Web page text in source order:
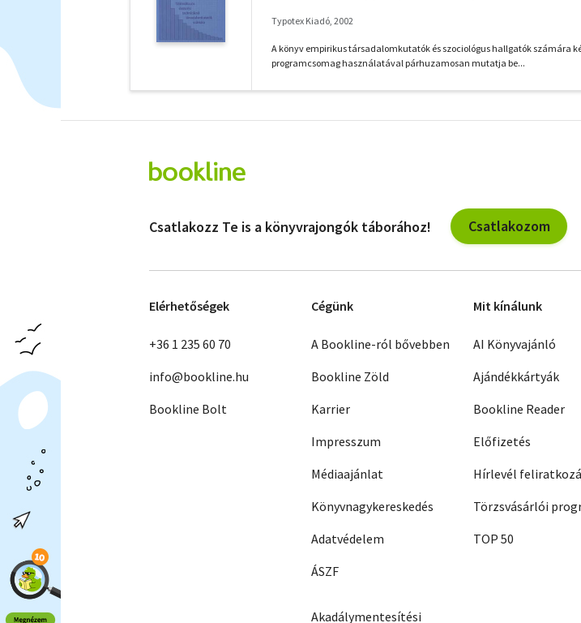
Typotex Kiadó, 2002
A könyv empirikus társadalomkutatók és szociológus hallgatók számára
programcsomag használatával párhuzamosan mutatja be...
szűrők
Csatlakozz Te is a könyvrajongók táborához! Csatlakozom
Elérhetőségek
+36 1 235 60 70
info@bookline.hu
Bookline Bolt
Cégünk
A Bookline-ról bővebben
Bookline Zöld
Karrier
Impresszum
Médiaajánlat
Könyvnagykereskedés
Adatvédelem
ÁSZF
Akadálymentesítési
Mit kínálunk
AI Könyvajánló
Ajándékkártyák
Bookline Reader
Előfizetés
Hírlevél
Törzsvásárlói
TOP 50